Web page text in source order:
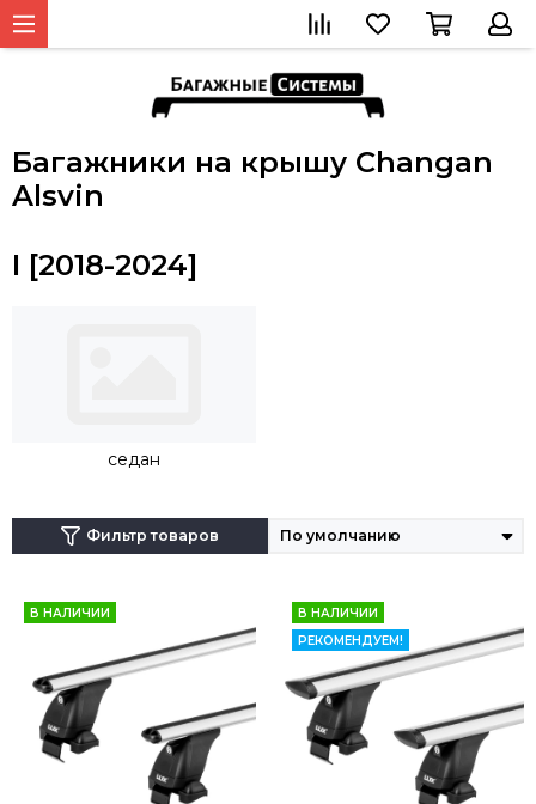
Багажники на крышу Changan
Alsvin
I [2018-2024]
седан
Фильтр товаров
В НАЛИЧИИ
В НАЛИЧИИ
РЕКОМЕНДУЕМ!